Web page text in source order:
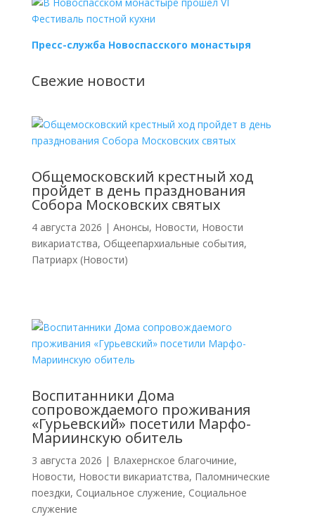
Пресс-служба Новоспасского монастыря
Свежие новости
Общемосковский крестный ход
пройдет в день празднования
Собора Московских святых
4 августа 2026 | Анонсы, Новости, Новости
викариатства, Общеепархиальные события,
Патриарх (Новости)
Воспитанники Дома
сопровождаемого проживания
«Гурьевский» посетили Марфо-
Мариинскую обитель
3 августа 2026 | Влахернское благочиние,
Новости, Новости викариатства, Паломнические
поездки, Социальное служение, Социальное
служение